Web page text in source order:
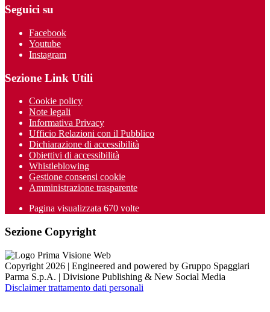
Seguici su
Facebook
Youtube
Instagram
Sezione Link Utili
Cookie policy
Note legali
Informativa Privacy
Ufficio Relazioni con il Pubblico
Dichiarazione di accessibilità
Obiettivi di accessibilità
Whistleblowing
Gestione consensi cookie
Amministrazione trasparente
Pagina visualizzata 670 volte
Sezione Copyright
Copyright 2026 | Engineered and powered by Gruppo Spaggiari
Parma S.p.A. | Divisione Publishing & New Social Media
Disclaimer trattamento dati personali